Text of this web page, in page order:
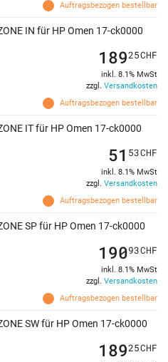
Auftragsbezogen bestellbar
IN für HP Omen 17-ck0000
Auftragsbezogen bestellbar
18925CHF
inkl. 8.1% MwSt
zzgl. Versandkosten
IT für HP Omen 17-ck0000
Auftragsbezogen bestellbar
51 53CHF
inkl. 8.1% MwSt
zzgl. Versandkosten
SP für HP Omen 17-ck0000
Auftragsbezogen bestellbar
19093CHF
inkl. 8.1% MwSt
zzgl. Versandkosten
SW für HP Omen 17-ck0000
18925CHF